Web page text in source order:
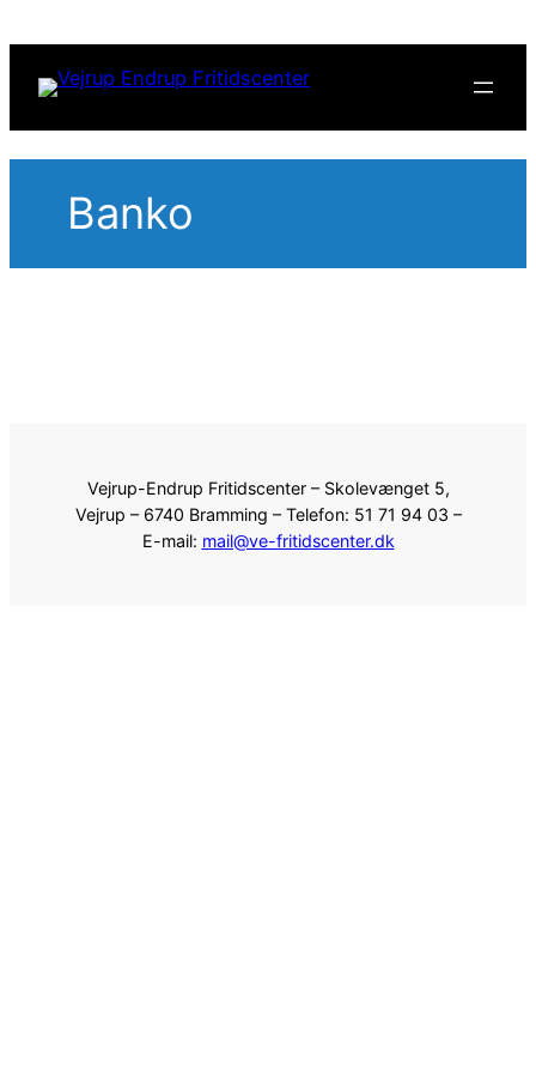
indhold
Banko
Vejrup-Endrup Fritidscenter – Skolevænget 5,
Vejrup – 6740 Bramming – Telefon: 51 71 94 03 –
E-mail: mail@ve-fritidscenter.dk